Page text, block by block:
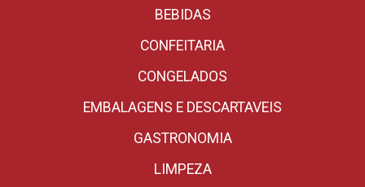
BEBIDAS
CONFEITARIA
CONGELADOS
EMBALAGENS E DESCARTAVEIS
GASTRONOMIA
LIMPEZA